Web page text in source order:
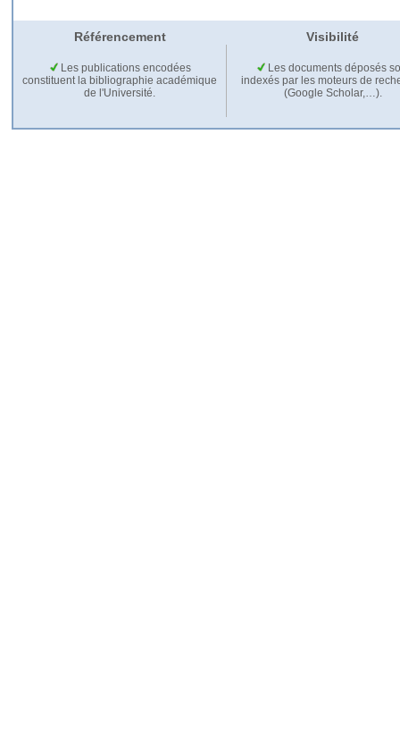
Référencement Visibilité
Les publications encodées
constituent la bibliographie académique
de l'Université.
Les documents déposés
indexés par les moteurs de
(Google Scholar,…).